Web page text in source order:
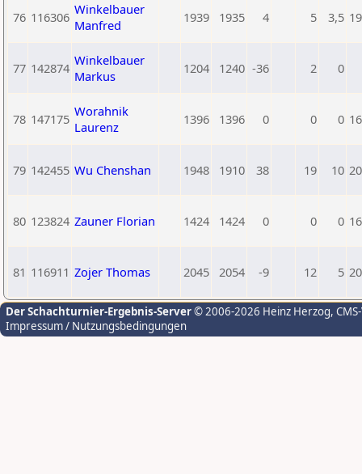
76 116306 Winkelbauer
Manfred
1939 1935 4 5 3,5
77 142874 Winkelbauer
Markus
1204 1240 -36 2 0
78 147175 Worahnik
Laurenz
1396 1396 0 0 0
79 142455 Wu Chenshan 1948 1910 38 19 10
80 123824 Zauner Florian 1424 1424 0 0 0
81 116911 Zojer Thomas 2045 2054 -9 12 5
Der Schachturnier-Ergebnis-Server© 2006-2026 Heinz Herzog,
Impressum / Nutzungsbedingungen